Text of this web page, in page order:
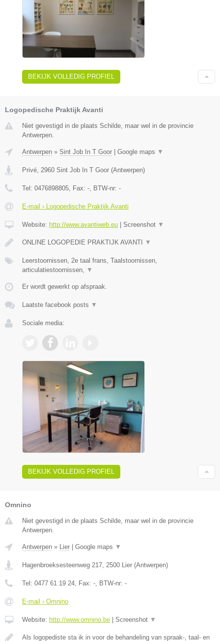
BEKIJK VOLLEDIG PROFIEL
Logopedische Praktijk Avanti
Niet gevestigd in de plaats Schilde, maar wel in de provincie
Antwerpen.
Antwerpen » Sint Job In T Goor Google maps ▼
Privé, 2960 Sint Job In T Goor (Antwerpen)
Tel: 0476898805, Fax: -, BTW-nr: -
E-mail › Logopedische Praktijk Avanti
Website: http://www.avantiweb.eu Screenshot ▼
ONLINE LOGOPEDIE PRAKTIJK AVANTI ▼
Leerstoornissen, 2e taal frans, Taalstoornissen,
articulatiestoornissen, ▼
Er wordt gewerkt op afspraak.
Laatste facebook posts ▼
Sociale media:
BEKIJK VOLLEDIG PROFIEL
Omnino
Niet gevestigd in de plaats Schilde, maar wel in de provincie
Antwerpen.
Antwerpen » Lier Google maps ▼
Hagenbroeksesteenweg 217 2500 Lier (Antwerpen)
Tel: 0477 61 19 24 , Fax: - , BTW-nr: -
E-mail › Omnino
Website: http://www.omnino.be Screenshot ▼
Als logopediste sta ik in voor de behandeling van spraak-, taal- en